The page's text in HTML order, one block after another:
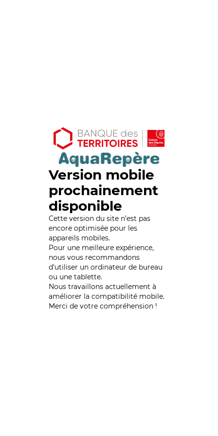
Version mobile
prochainement
disponible
Cette version du site n’est pas
encore optimisée pour les
appareils mobiles.
Pour une meilleure expérience,
nous vous recommandons
d'utiliser un ordinateur de bureau
ou une tablette.
Nous travaillons actuellement à
améliorer la compatibilité mobile.
Merci de votre compréhension !